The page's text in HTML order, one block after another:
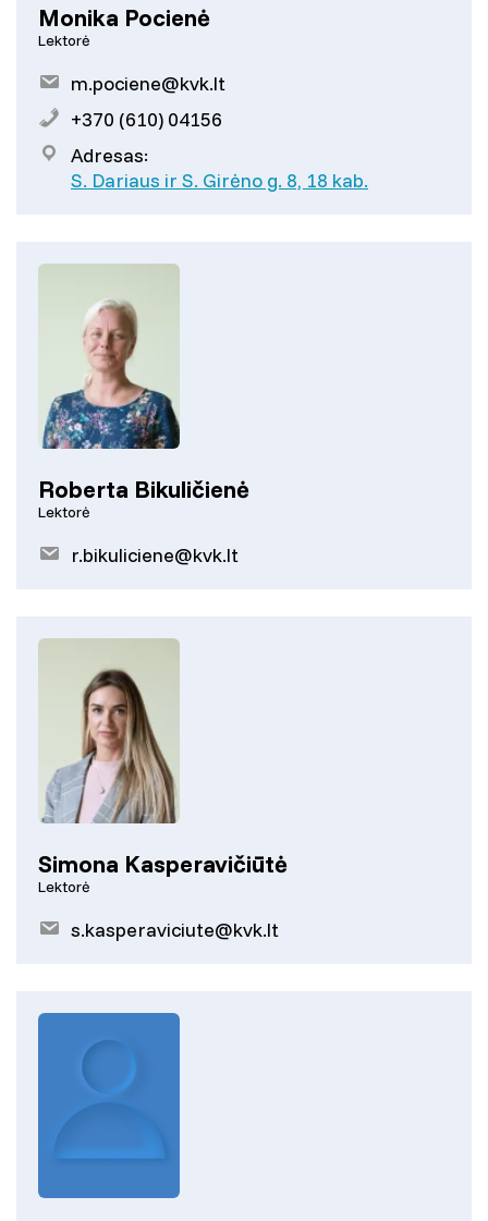
Monika Pocienė
Lektorė
m.pociene@kvk.lt
+370 (610) 04156
Adresas:
S. Dariaus ir S. Girėno g. 8, 18 kab.
Roberta Bikuličienė
Lektorė
r.bikuliciene@kvk.lt
Simona Kasperavičiūtė
Lektorė
s.kasperaviciute@kvk.lt